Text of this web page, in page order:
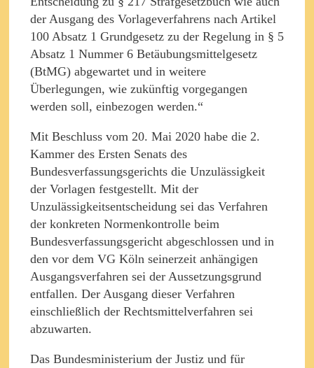
der Ausgang des Vorlageverfahrens nach Artikel
100 Absatz 1 Grundgesetz zu der Regelung in § 5
Absatz 1 Nummer 6 Betäubungsmittelgesetz
(BtMG) abgewartet und in weitere
Überlegungen, wie zukünftig vorgegangen
werden soll, einbezogen werden.“
Mit Beschluss vom 20. Mai 2020 habe die 2.
Kammer des Ersten Senats des
Bundesverfassungsgerichts die Unzulässigkeit
der Vorlagen festgestellt. Mit der
Unzulässigkeitsentscheidung sei das Verfahren
der konkreten Normenkontrolle beim
Bundesverfassungsgericht abgeschlossen und in
den vor dem VG Köln seinerzeit anhängigen
Ausgangsverfahren sei der Aussetzungsgrund
entfallen. Der Ausgang dieser Verfahren
einschließlich der Rechtsmittelverfahren sei
abzuwarten.
Das Bundesministerium der Justiz und für